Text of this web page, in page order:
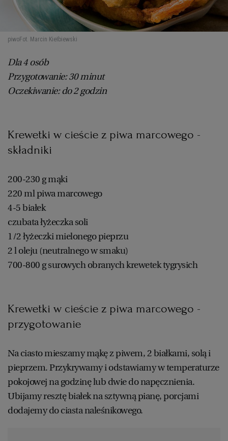
piwoFot. Marcin Kiełbiewski
Dla 4 osób
Przygotowanie: 30 minut
Oczekiwanie: do 2 godzin
Krewetki w cieście z piwa marcowego -
składniki
200-230 g mąki
220 ml piwa marcowego
4-5 białek
czubata łyżeczka soli
1/2 łyżeczki mielonego pieprzu
2 l oleju (neutralnego w smaku)
700-800 g surowych obranych krewetek tygrysich
Krewetki w cieście z piwa marcowego -
przygotowanie
Na ciasto mieszamy mąkę z piwem, 2 białkami, solą i
pieprzem. Przykrywamy i odstawiamy w temperaturze
pokojowej na godzinę lub dwie do napęcznienia.
Ubijamy resztę białek na sztywną pianę, porcjami
dodajemy do ciasta naleśnikowego.